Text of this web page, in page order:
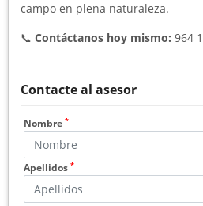
campo en plena naturaleza.
📞 Contáctanos hoy mismo: 964
Contacte al asesor
Nombre *
Apellidos *